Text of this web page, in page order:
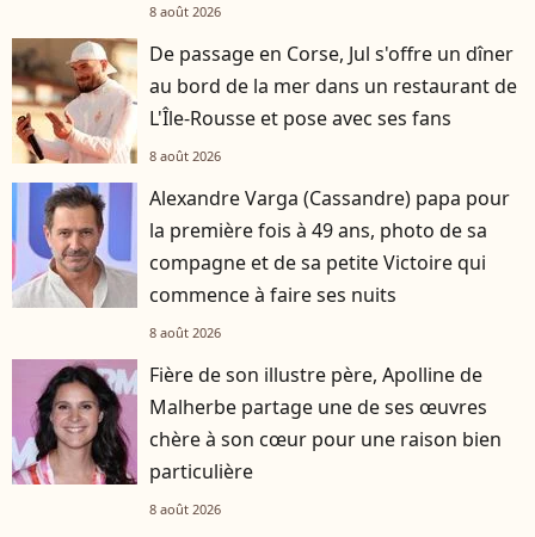
8 août 2026
De passage en Corse, Jul s'offre un dîner
au bord de la mer dans un restaurant de
L'Île-Rousse et pose avec ses fans
8 août 2026
Alexandre Varga (Cassandre) papa pour
la première fois à 49 ans, photo de sa
compagne et de sa petite Victoire qui
commence à faire ses nuits
8 août 2026
Fière de son illustre père, Apolline de
Malherbe partage une de ses œuvres
chère à son cœur pour une raison bien
particulière
8 août 2026